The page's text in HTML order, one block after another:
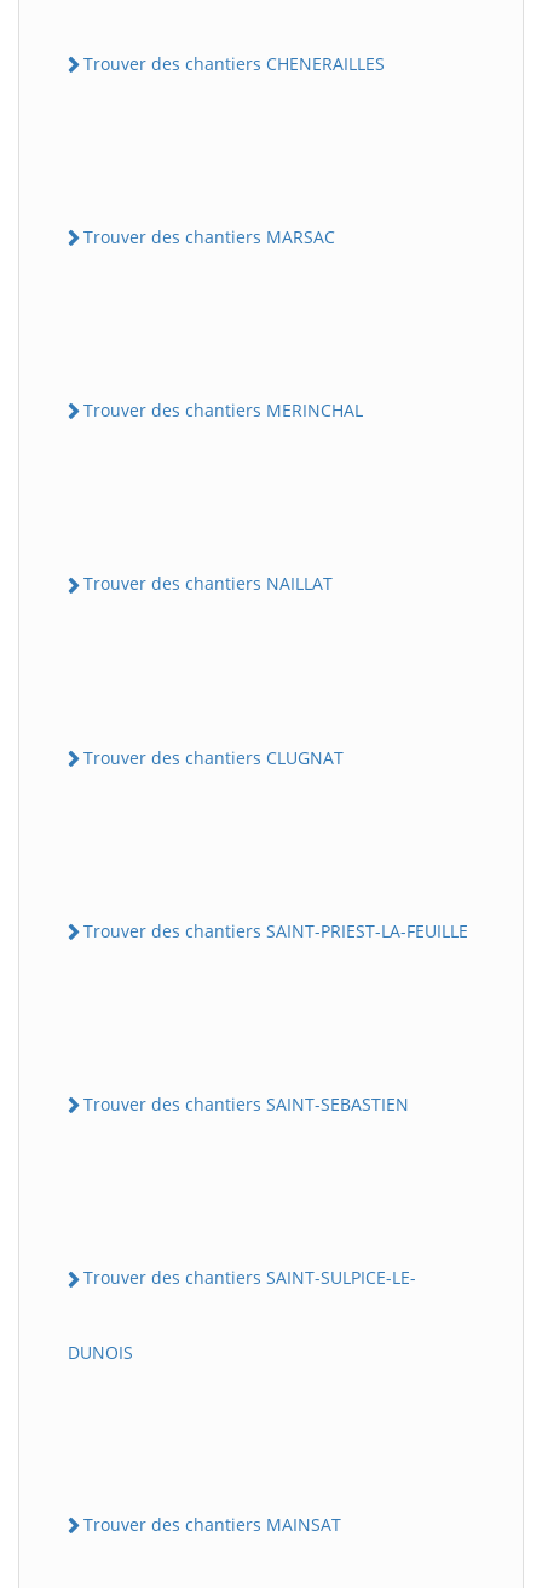
Trouver des chantiers CHENERAILLES
Trouver des chantiers MARSAC
Trouver des chantiers MERINCHAL
Trouver des chantiers NAILLAT
Trouver des chantiers CLUGNAT
Trouver des chantiers SAINT-PRIEST-LA-FEUILLE
Trouver des chantiers SAINT-SEBASTIEN
Trouver des chantiers SAINT-SULPICE-LE-
DUNOIS
Trouver des chantiers MAINSAT